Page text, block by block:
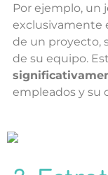
Por ejemplo, un
exclusivamente
de un proyecto,
de su equipo.
empleados y su